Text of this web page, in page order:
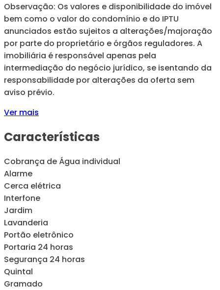
Observação: Os valores e disponibilidade do imóvel
bem como o valor do condomínio e do IPTU
anunciados estão sujeitos a alterações/majoração
por parte do proprietário e órgãos reguladores. A
imobiliária é responsável apenas pela
intermediação do negócio jurídico, se isentando da
responsabilidade por alterações da oferta sem
aviso prévio.
Ver mais
Características
Cobrança de Água individual
Alarme
Cerca elétrica
Interfone
Jardim
Lavanderia
Portão eletrônico
Portaria 24 horas
Segurança 24 horas
Quintal
Gramado